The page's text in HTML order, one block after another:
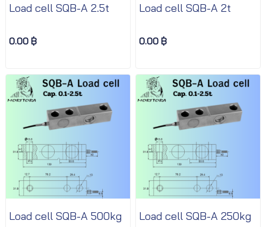
Load cell SQB-A 2.5t
0.00 ฿
Load cell SQB-A 2t
0.00 ฿
Load cell SQB-A 500kg Load cell SQB-A 250kg